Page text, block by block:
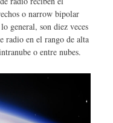
o narrow bipolar
general, son diez veces
radio en el rango de alta
o entre nubes.